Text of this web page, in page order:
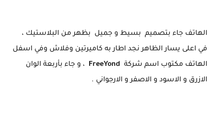
الهاتف جاء بتصميم بسيط و جميل بظهر من البلاستيك ،
في اعلى يسار الظاهر نجد اطار به كاميرتين وفلاش وفي اسفل
الهاتف مكتوب اسم شركة FreeYond ، و جاء بأربعة الوان
الازرق و الاسود و الاصفر و الارجواني .